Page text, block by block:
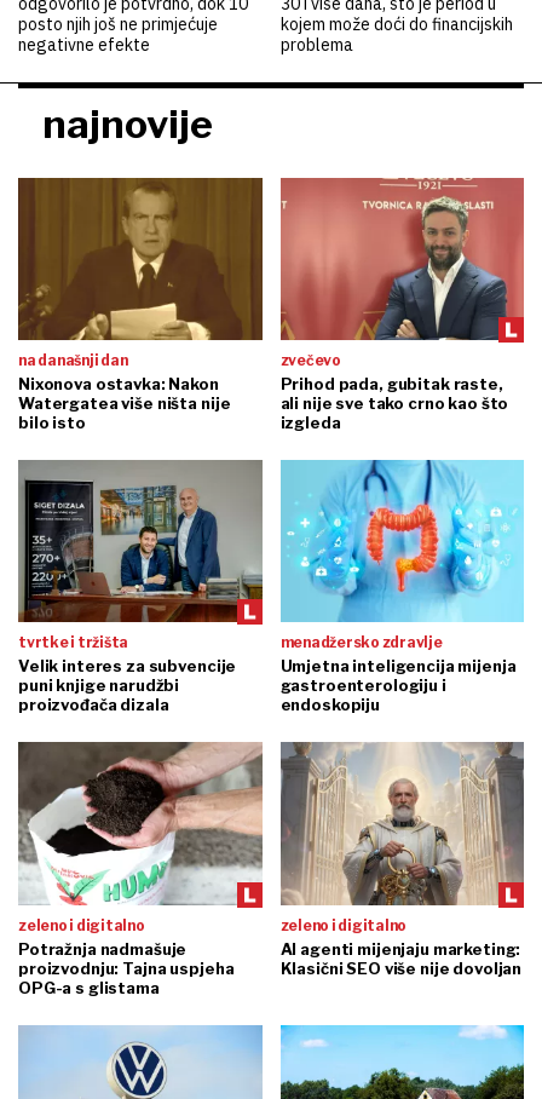
posto njih još ne primjećuje
negativne efekte
kojem može doći do financijskih
problema
najnovije
na današnji dan
Nixonova ostavka: Nakon
Watergatea više ništa nije
bilo isto
zvečevo
Prihod pada, gubitak raste,
ali nije sve tako crno kao što
izgleda
tvrtke i tržišta
Velik interes za subvencije
puni knjige narudžbi
proizvođača dizala
menadžersko zdravlje
Umjetna inteligencija mijenja
gastroenterologiju i
endoskopiju
zeleno i digitalno
Potražnja nadmašuje
proizvodnju: Tajna uspjeha
OPG-a s glistama
zeleno i digitalno
AI agenti mijenjaju marketing:
Klasični SEO više nije dovoljan